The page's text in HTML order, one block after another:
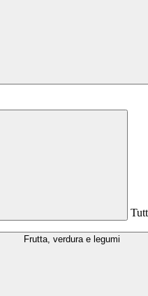
Frutta, verdura e legumi